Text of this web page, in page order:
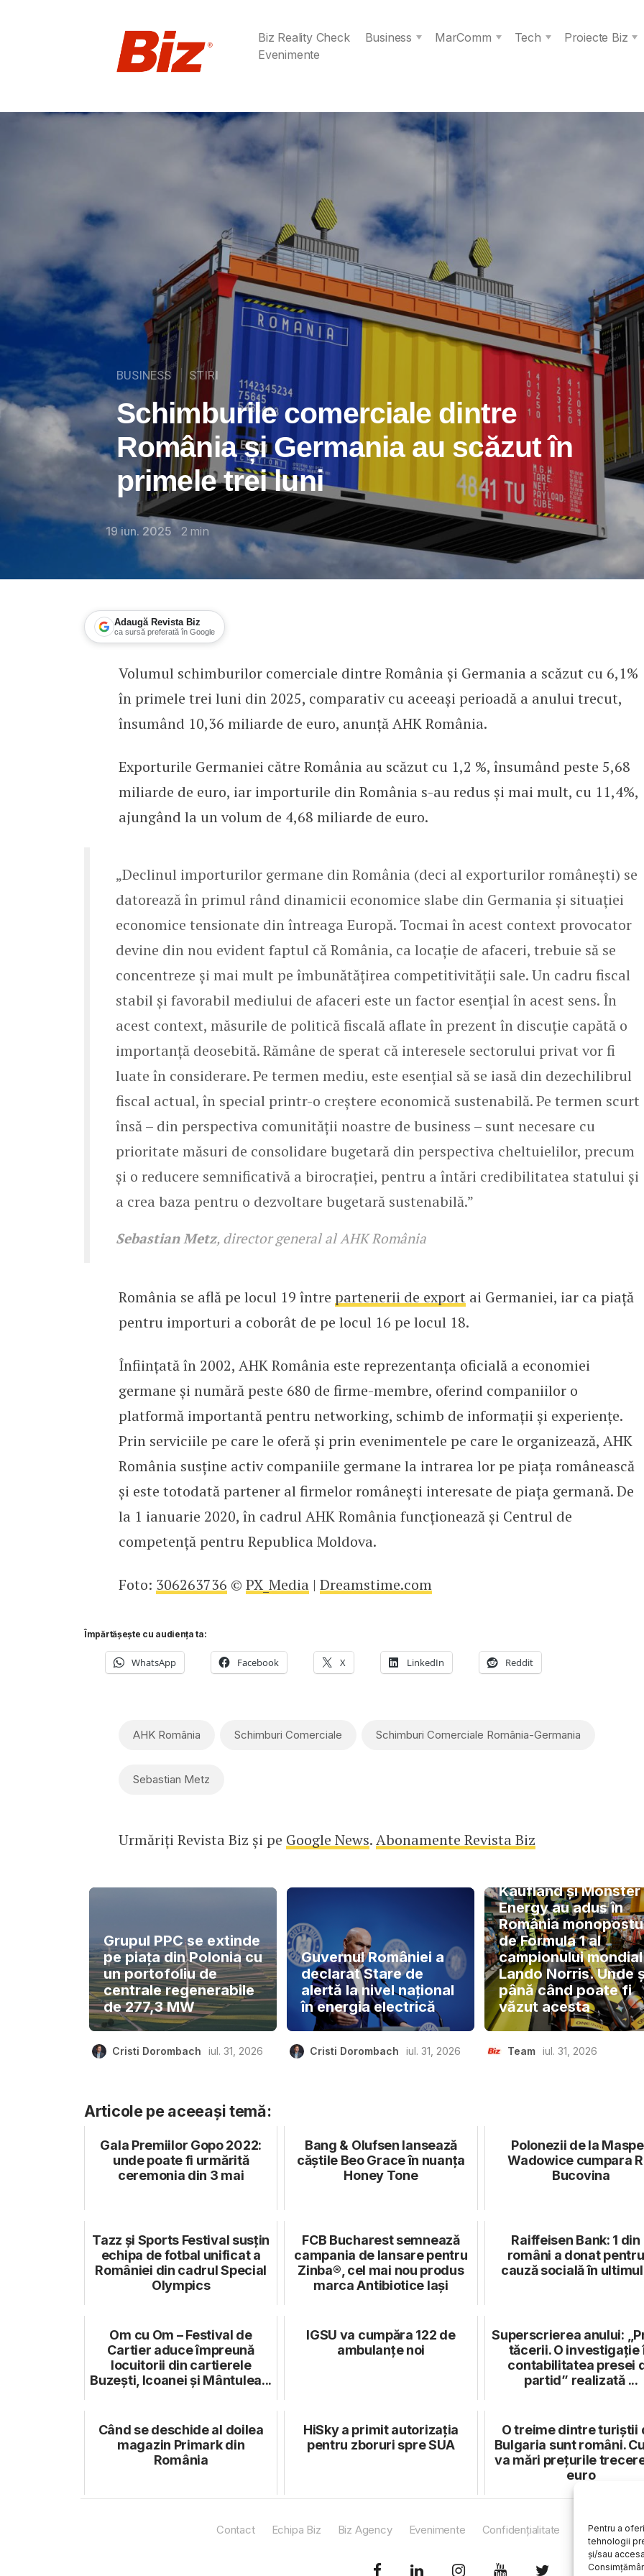
Pentru a
tehnologii
și/sau
Biz Reality Check Business MarComm Tech
Proiecte Biz
Evenimente
BUSINESS STIRI
Schimburile comerciale dintre
România și Germania au scăzut în
primele trei luni
19 iun. 2025 2 min
Adaugă Revista Biz
ca sursă preferată în Google
Schimburile comerciale dintre România și Germania au
Volumul schimburilor comerciale dintre România și Germania a scăzut cu 6,1%
în primele trei luni din 2025, comparativ cu aceeași perioadă a anului trecut,
însumând 10,36 miliarde de euro, anunță AHK România.
Exporturile Germaniei către România au scăzut cu 1,2 %, însumând peste 5,68
miliarde de euro, iar importurile din România s-au redus și mai mult, cu 11,4%,
ajungând la un volum de 4,68 miliarde de euro.
„Declinul importurilor germane din România (deci al exporturilor românești) se
datorează în primul rând dinamicii economice slabe din Germania și situației
economice tensionate din întreaga Europă. Tocmai în acest context provocator
devine din nou evident faptul că România, ca locație de afaceri, trebuie să se
concentreze și mai mult pe îmbunătățirea competitivității sale. Un cadru fiscal
stabil și favorabil mediului de afaceri este un factor esențial în acest sens. În
acest context, măsurile de politică fiscală aflate în prezent în discuție capătă o
importanță deosebită. Rămâne de sperat că interesele sectorului privat vor fi
luate în considerare. Pe termen mediu, este esențial să se iasă din dezechilibrul
fiscal actual, în special printr-o creștere economică sustenabilă. Pe termen scurt
însă – din perspectiva comunității noastre de business – sunt necesare cu
prioritate măsuri de consolidare bugetară din perspectiva cheltuielilor, precum
și o reducere semnificativă a birocrației, pentru a întări credibilitatea statului și
a crea baza pentru o dezvoltare bugetară sustenabilă.”
Sebastian Metz, director general al AHK România
România se află pe locul 19 între partenerii de export ai Germaniei, iar ca piață
pentru importuri a coborât de pe locul 16 pe locul 18.
Înființată în 2002, AHK România este reprezentanța oficială a economiei
germane și numără peste 680 de firme-membre, oferind companiilor o
platformă importantă pentru networking, schimb de informații și experiențe.
Prin serviciile pe care le oferă și prin evenimentele pe care le organizează, AHK
România susține activ companiile germane la intrarea lor pe piața românească
și este totodată partener al firmelor românești interesate de piața germană. De
la 1 ianuarie 2020, în cadrul AHK România funcționează și Centrul de
competență pentru Republica Moldova.
Foto: 306263736 © PX_Media | Dreamstime.com
Împărtășește cu audiența ta:
WhatsApp Facebook X LinkedIn Reddit
AHK România Schimburi Comerciale Schimburi Comerciale România-Germania
Sebastian Metz
Urmăriți Revista Biz și pe Google News.Abonamente Revista Biz
Grupul PPC se extinde
pe piața din Polonia cu
un portofoliu de
centrale regenerabile
de 277,3 MW
Cristi Dorombach iul. 31, 2026
Guvernul României a
declarat Stare de
alertă la nivel național
în energia electrică
Cristi Dorombach iul. 31, 2026
Kaufland și Monster
Energy au adus în
România
de Formula 1 al
campionului mondial
Lando Norris. Unde
până când poate fi
văzut acesta
Team iul. 31, 2026
Articole pe aceeași temă:
Gala Premiilor Gopo 2022:
unde poate fi urmărită
ceremonia din 3 mai
Bang & Olufsen lansează
căștile Beo Grace în nuanța
Honey Tone
Polonezii de la
Wadowice cumpara
Bucovina
Tazz și Sports Festival susțin
echipa de fotbal unificat a
României din cadrul Special
Olympics
FCB Bucharest semnează
campania de lansare pentru
Zinba®, cel mai nou produs
marca Antibiotice Iași
Raiffeisen Bank: 1 din
români a donat
cauză socială în
Om cu Om – Festival de
Cartier aduce împreună
locuitorii din cartierele
Buzești, Icoanei și Mântulea...
IGSU va cumpăra 122 de
ambulanțe noi
Superscrierea anului:
tăcerii. O investigație
contabilitatea presei
partid” realizată ...
Când se deschide al doilea
magazin Primark din
România
HiSky a primit autorizația
pentru zboruri spre SUA
O treime dintre turiștii
Bulgaria sunt români.
va mări prețurile
euro
Contact Echipa Biz Biz Agency Evenimente Confidențialitate Newsletter